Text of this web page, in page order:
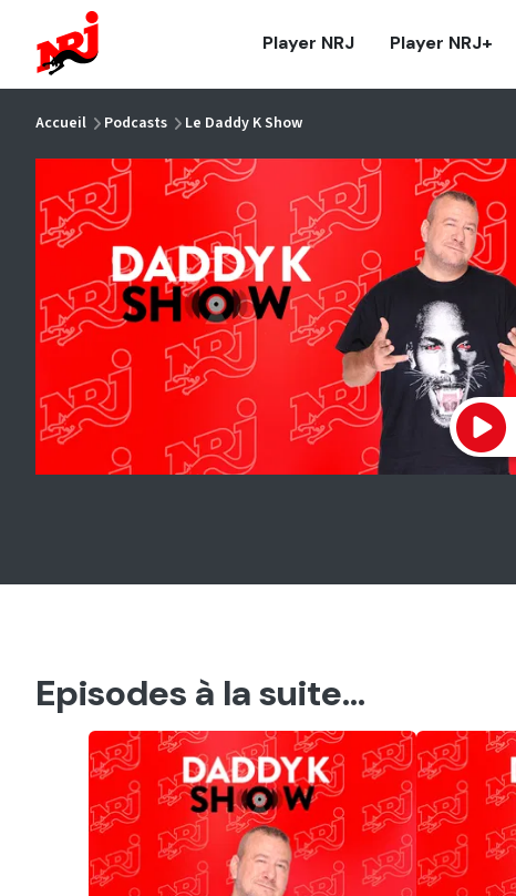
Player NRJ Player NRJ+
Accueil Podcasts Le Daddy K Show
Episodes à la suite...